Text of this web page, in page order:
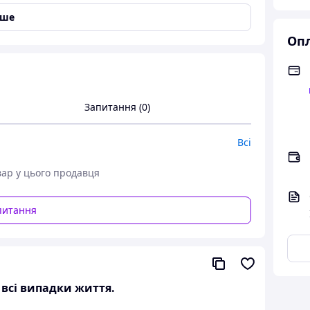
Запитання (0)
Всі
у цього продавця
випадки життя.